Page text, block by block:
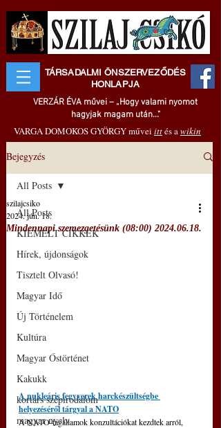
TÁRSADALMI ÖNSZERVEZŐDÉS
HONLAPJA
VERZÁR ÉVA művei – „Hogy valami nyomot
hagyjak magam után..."
VARGA DOMOKOS GYÖRGY művei ittés awikin
Bejegyzés
All Posts
KIEMELT CIKKEK
Hírek, újdonságok
Tisztelt Olvasó!
Magyar Idő
Új Történelem
Kultúra
Magyar Őstörténet
Kakukk
kortárs szépirodalom
magyar nyelv
All Posts
Mindennapi szemezgetésünk (08:00) 2024.06.18.
szilajcsiko
2024. jún. 18.
A nukleáris fegyverek harckészültségbe
helyezéséről tárgyal a NATO
A NATO-tagállamok konzultációkat kezdtek arról,